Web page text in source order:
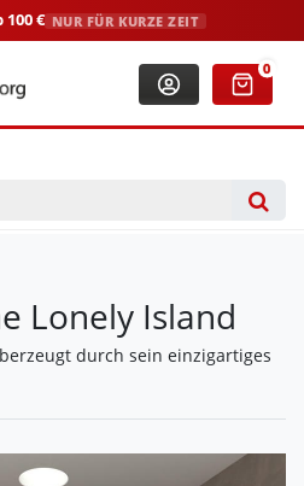
€ NUR FÜR KURZE ZEIT
0
Lonely Island
durch sein einzigartiges